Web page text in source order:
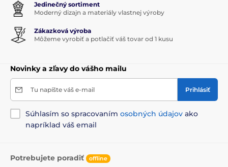
Jedinečný sortiment
Moderný dizajn a materiály vlastnej výroby
Zákazková výroba
Môžeme vyrobiť a potlačiť váš tovar od 1 kusu
Novinky a zľavy do vášho mailu
Tu napíšte váš e-mail Prihlásiť
Súhlasím so spracovaním osobných údajov ako
napríklad váš email
Potrebujete poradiť offline